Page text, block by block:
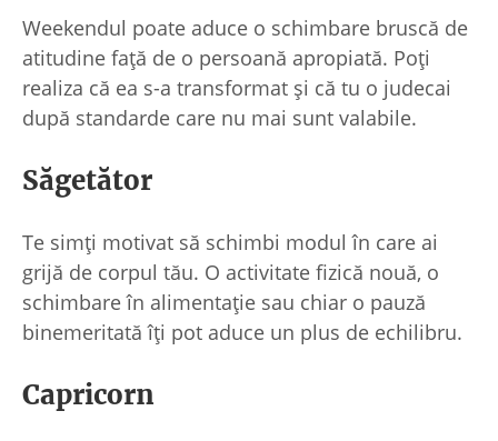
Weekendul poate aduce o schimbare bruscă de
atitudine față de o persoană apropiată. Poți
realiza că ea s-a transformat și că tu o judecai
după standarde care nu mai sunt valabile.
Săgetător
Te simți motivat să schimbi modul în care ai
grijă de corpul tău. O activitate fizică nouă, o
schimbare în alimentație sau chiar o pauză
binemeritată îți pot aduce un plus de echilibru.
Capricorn